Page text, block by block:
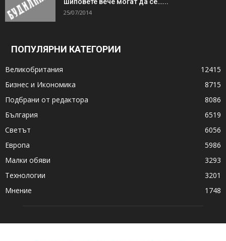
25/07/2014
ПОПУЛЯРНИ КАТЕГОРИИ
Великобритания
12415
Бизнес и Икономика
8715
Подбрани от редактора
8086
България
6519
Светът
6056
Европа
5986
Малки обяви
3293
Технологии
3201
Мнение
1748